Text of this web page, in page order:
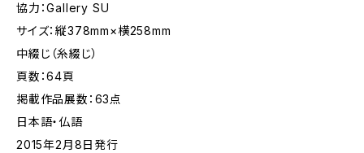
協力：Gallery SU
サイズ：縦378mm×横258mm
中綴じ（糸綴じ）
頁数：64頁
掲載作品展数：63点
日本語・仏語
2015年2月8日発行